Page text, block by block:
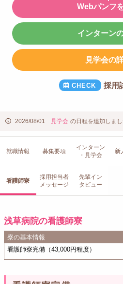
Webパンフ
インターン
見学会の
採用
2026/08/01 見学会 の日程を追加しま
就職情報 募集要項
インターン
・見学会
新
看護師寮
採用担当者
メッセージ
先輩イン
タビュー
浅草病院の看護師寮
寮の基本情報
看護師寮完備（43,000円程度）